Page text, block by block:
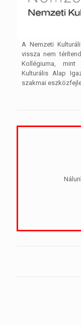
A Nemzeti
vissza nem
Kollégiuma,
Kulturális Alap
szakmai